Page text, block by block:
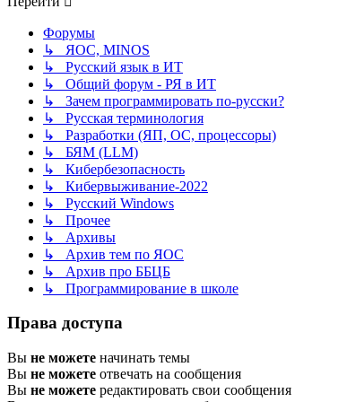
Форумы
↳ ЯОС, MINOS
↳ Русский язык в ИТ
↳ Общий форум - РЯ в ИТ
↳ Зачем программировать по-русски?
↳ Русская терминология
↳ Разработки (ЯП, ОС, процессоры)
↳ БЯМ (LLM)
↳ Кибербезопасность
↳ Кибервыживание-2022
↳ Русский Windows
↳ Прочее
↳ Архивы
↳ Архив тем по ЯОС
↳ Архив про ББЦБ
↳ Программирование в школе
Права доступа
Вы не можете начинать темы
Вы не можете отвечать на сообщения
Вы не можете редактировать свои сообщения